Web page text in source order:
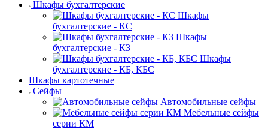
Шкафы бухгалтерские
Шкафы
бухгалтерские - КС
Шкафы
бухгалтерские - КЗ
Шкафы
бухгалтерские - КБ, КБС
Шкафы картотечные
Сейфы
Автомобильные сейфы
Мебельные сейфы
серии КМ